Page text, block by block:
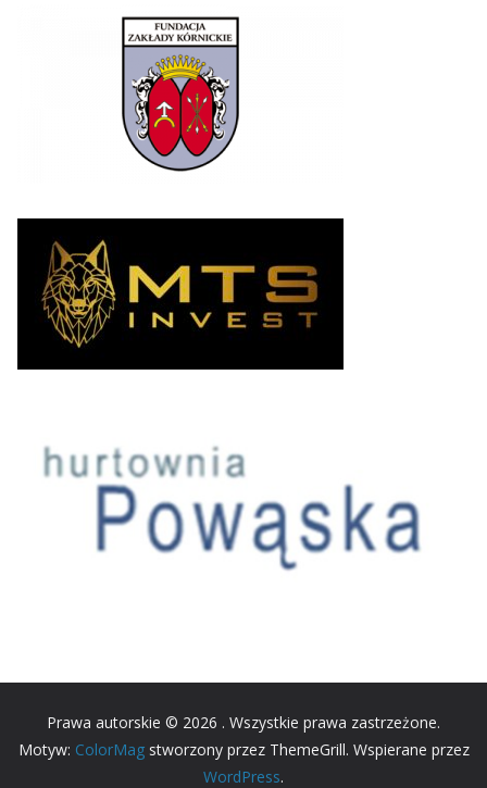
Prawa autorskie © 2026 . Wszystkie prawa zastrzeżone.
Motyw: ColorMagstworzony przez ThemeGrill. Wspierane przez
WordPress.